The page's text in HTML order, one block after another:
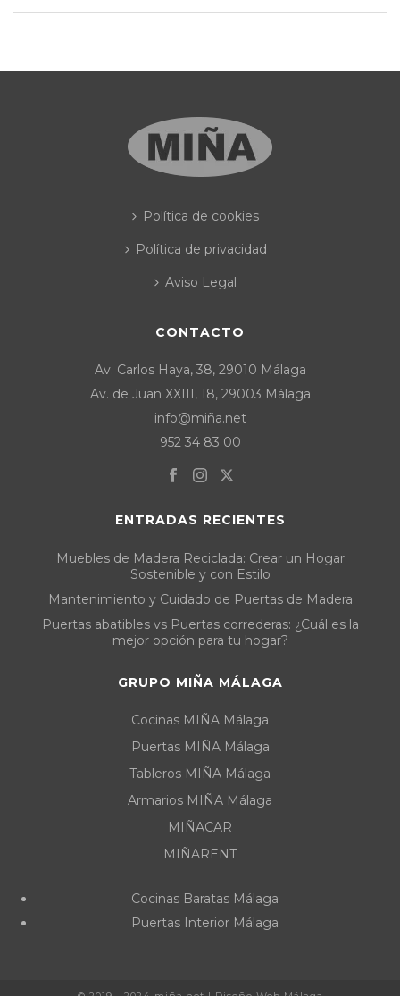
Política de cookies
Política de privacidad
Aviso Legal
CONTACTO
Av. Carlos Haya, 38, 29010 Málaga
Av. de Juan XXIII, 18, 29003 Málaga
info@miña.net
952 34 83 00
ENTRADAS RECIENTES
Muebles de Madera Reciclada: Crear un Hogar
Sostenible y con Estilo
Mantenimiento y Cuidado de Puertas de Madera
Puertas abatibles vs Puertas correderas: ¿Cuál es la
mejor opción para tu hogar?
GRUPO MIÑA MÁLAGA
Cocinas MIÑA Málaga
Puertas MIÑA Málaga
Tableros MIÑA Málaga
Armarios MIÑA Málaga
MIÑACAR
MIÑARENT
Cocinas Baratas Málaga
Puertas Interior Málaga